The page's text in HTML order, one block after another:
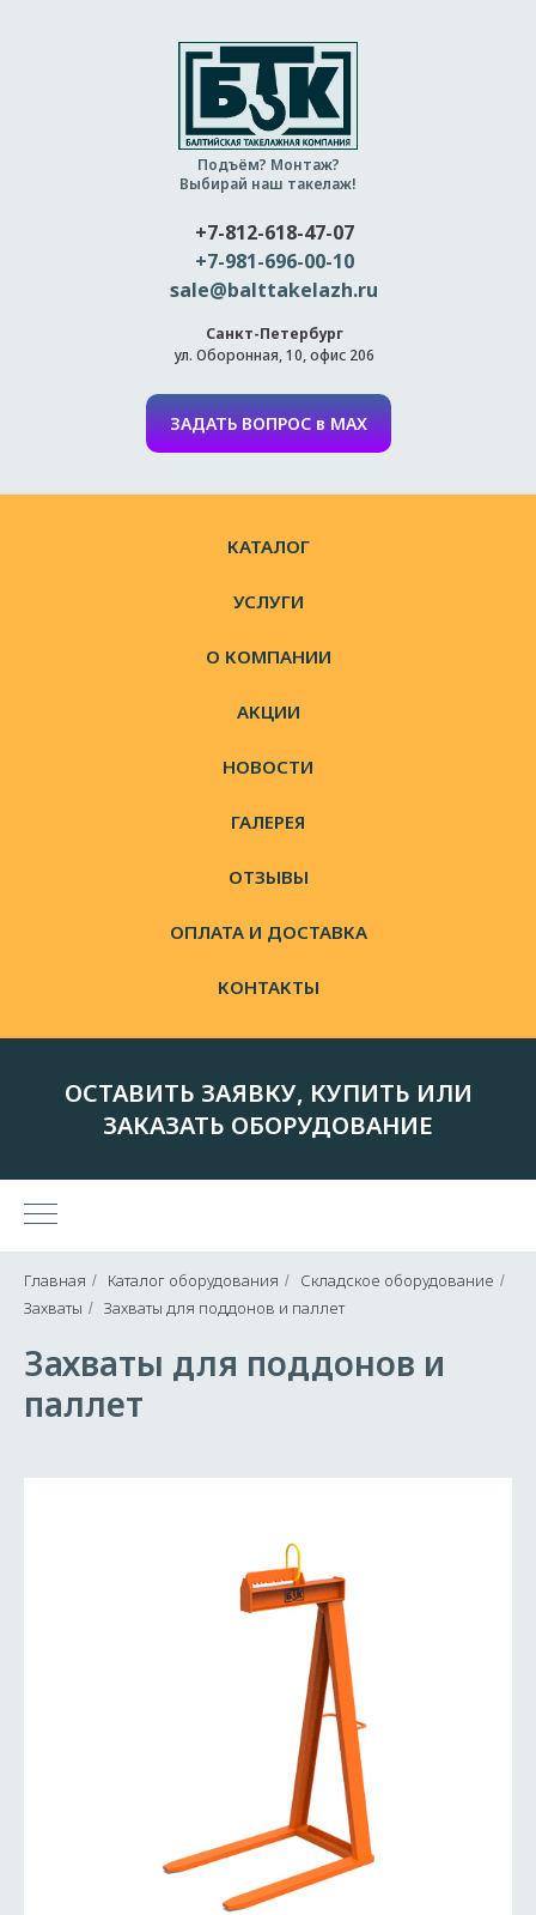
Подъём? Монтаж?
Выбирай наш такелаж!
+7-812-618-47-07
+7-981-696-00-10
sale@balttakelazh.ru
Санкт-Петербург
ул. Оборонная, 10, офис 206
ЗАДАТЬ ВОПРОС в MAX
КАТАЛОГ
УСЛУГИ
О КОМПАНИИ
АКЦИИ
НОВОСТИ
ГАЛЕРЕЯ
ОТЗЫВЫ
ОПЛАТА И ДОСТАВКА
КОНТАКТЫ
ОСТАВИТЬ ЗАЯВКУ, КУПИТЬ ИЛИ
ЗАКАЗАТЬ ОБОРУДОВАНИЕ
Главная / Каталог оборудования / Складское оборудование /
Захваты / Захваты для поддонов и паллет
Захваты для поддонов и
паллет